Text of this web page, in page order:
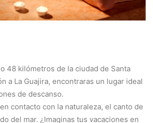
48 kilómetros de la ciudad de Santa
a La Guajira, encontraras un lugar ideal
de descanso.
contacto con la naturaleza, el canto de
del mar. ¿Imaginas tus vacaciones en